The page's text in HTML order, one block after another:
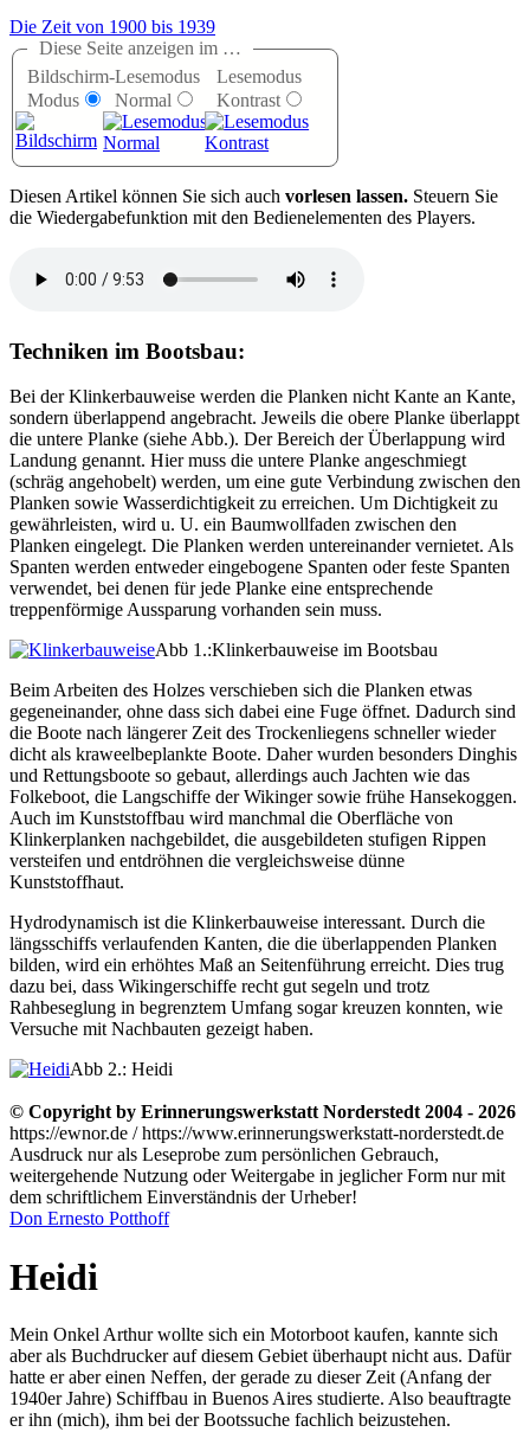
Die Zeit von 1900 bis 1939
Diese Seite anzeigen im …
Bildschirm-
Modus
Lesemodus
Normal
Lesemodus
Kontrast
Diesen Artikel können Sie sich auch vorlesen lassen. Steuern Sie
die Wiedergabefunktion mit den Bedienelementen des Players.
Techniken im Bootsbau:
Bei der Klinkerbauweise werden die Planken nicht Kante an Kante,
sondern überlappend angebracht. Jeweils die obere Planke überlappt
die untere Planke (siehe Abb.). Der Bereich der Überlappung wird
Landung genannt. Hier muss die untere Planke angeschmiegt
(schräg angehobelt) werden, um eine gute Verbindung zwischen den
Planken sowie Wasserdichtigkeit zu erreichen. Um Dichtigkeit zu
gewährleisten, wird u. U. ein Baumwollfaden zwischen den
Planken eingelegt. Die Planken werden untereinander vernietet. Als
Spanten werden entweder eingebogene Spanten oder feste Spanten
verwendet, bei denen für jede Planke eine entsprechende
treppenförmige Aussparung vorhanden sein muss.
Abb 1.:Klinkerbauweise im Bootsbau
Beim Arbeiten des Holzes verschieben sich die Planken etwas
gegeneinander, ohne dass sich dabei eine Fuge öffnet. Dadurch sind
die Boote nach längerer Zeit des Trockenliegens schneller wieder
dicht als kraweelbeplankte Boote. Daher wurden besonders Dinghis
und Rettungsboote so gebaut, allerdings auch Jachten wie das
Folkeboot, die Langschiffe der Wikinger sowie frühe Hansekoggen.
Auch im Kunststoffbau wird manchmal die Oberfläche von
Klinkerplanken nachgebildet, die ausgebildeten stufigen Rippen
versteifen und entdröhnen die vergleichsweise dünne
Kunststoffhaut.
Hydrodynamisch ist die Klinkerbauweise interessant. Durch die
längsschiffs verlaufenden Kanten, die die überlappenden Planken
bilden, wird ein erhöhtes Maß an Seitenführung erreicht. Dies trug
dazu bei, dass Wikingerschiffe recht gut segeln und trotz
Rahbeseglung in begrenztem Umfang sogar kreuzen konnten, wie
Versuche mit Nachbauten gezeigt haben.
Abb 2.: Heidi
© Copyright by Erinnerungswerkstatt Norderstedt 2004 - 2026
https://ewnor.de / https://www.erinnerungswerkstatt-norderstedt.de
Ausdruck nur als Leseprobe zum persönlichen Gebrauch,
weitergehende Nutzung oder Weitergabe in jeglicher Form nur mit
dem schriftlichem Einverständnis der Urheber!
Don Ernesto Potthoff
Heidi
Mein Onkel Arthur wollte sich ein Motorboot kaufen, kannte sich
aber als Buchdrucker auf diesem Gebiet überhaupt nicht aus. Dafür
hatte er aber einen Neffen, der gerade zu dieser Zeit (Anfang der
1940er Jahre) Schiffbau in Buenos Aires studierte. Also beauftragte
er ihn (mich), ihm bei der Bootssuche fachlich beizustehen.